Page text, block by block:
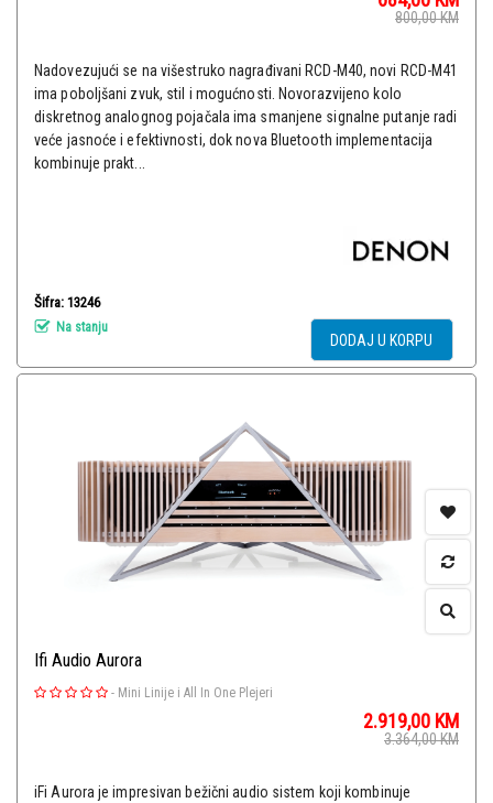
800,00KM
Nadovezujući se na višestruko nagrađivani RCD-M40, novi RCD-M41
ima poboljšani zvuk, stil i mogućnosti. Novorazvijeno kolo
diskretnog analognog pojačala ima smanjene signalne putanje radi
veće jasnoće i efektivnosti, dok nova Bluetooth implementacija
kombinuje prakt...
Šifra: 13246
Na stanju
DODAJ U KORPU
Ifi Audio Aurora
- Mini Linije i All In One Plejeri
2.919,00 KM
3.364,00KM
iFi Aurora je impresivan bežični audio sistem koji kombinuje